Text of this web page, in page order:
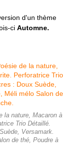
d'un thème
ci Automne.
la nature, Macaron à
Trio Détaillé.
Versamark.
de thé, Poudre à